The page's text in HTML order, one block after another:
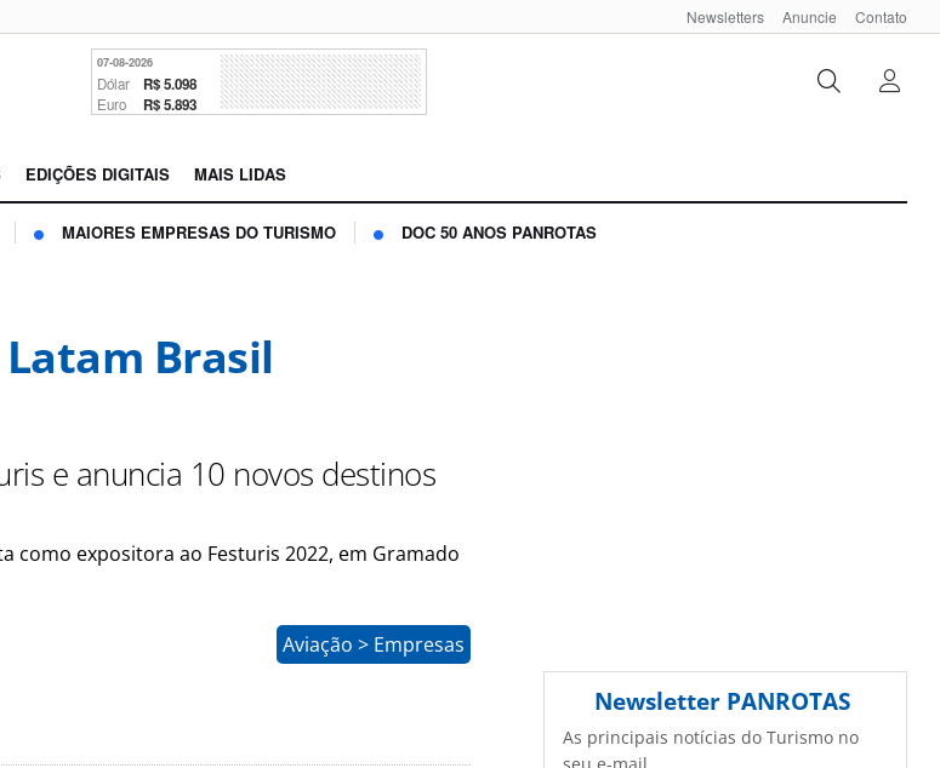
Newsletters Anuncie Contato
07-08-2026
Dólar R$ 5.098
Euro R$ 5.893
EDIÇÕES DIGITAIS MAIS LIDAS
MAIORES EMPRESAS DO TURISMO DOC 50 ANOS PANROTAS
Latam Brasil
e anuncia 10 novos destinos
como expositora ao Festuris 2022, em Gramado
Aviação > Empresas
Newsletter PANROTAS
As principais notícias do Turismo no